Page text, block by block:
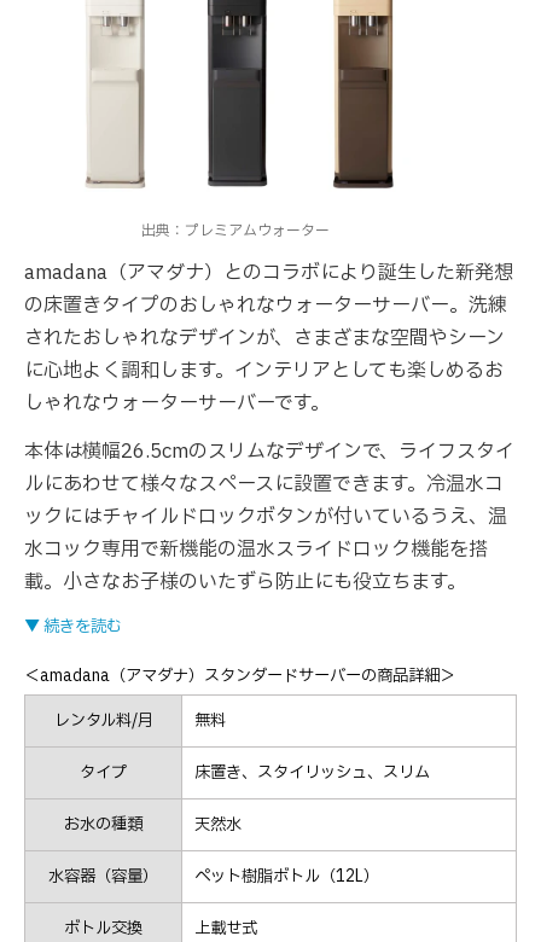
出典：プレミアムウォーター
amadana（アマダナ）とのコラボにより誕生した新発想
の床置きタイプのおしゃれなウォーターサーバー。洗練
されたおしゃれなデザインが、さまざまな空間やシーン
に心地よく調和します。インテリアとしても楽しめるお
しゃれなウォーターサーバーです。
本体は横幅26.5cmのスリムなデザインで、ライフスタイ
ルにあわせて様々なスペースに設置できます。冷温水コ
ックにはチャイルドロックボタンが付いているうえ、温
水コック専用で新機能の温水スライドロック機能を搭
載。小さなお子様のいたずら防止にも役立ちます。
▼ 続きを読む
＜amadana（アマダナ）スタンダードサーバーの商品詳細＞
レンタル料/月
無料
タイプ 床置き、スタイリッシュ、スリム
お水の種類 天然水
水容器（容量） ペット樹脂ボトル（12L）
ボトル交換 上載せ式